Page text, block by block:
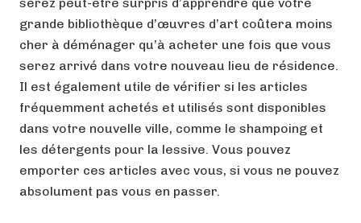
grande bibliothèque d’œuvres d’art coûtera moins
cher à déménager qu’à acheter une fois que vous
serez arrivé dans votre nouveau lieu de résidence.
Il est également utile de vérifier si les articles
fréquemment achetés et utilisés sont disponibles
dans votre nouvelle ville, comme le shampoing et
les détergents pour la lessive. Vous pouvez
emporter ces articles avec vous, si vous ne pouvez
absolument pas vous en passer.